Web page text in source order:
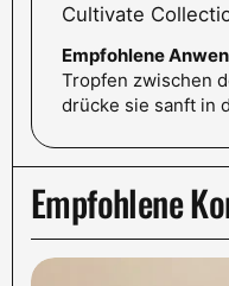
Cultivate
Empfohlene
Tropfen zwischen
drücke sie sanft in
Empfohlene